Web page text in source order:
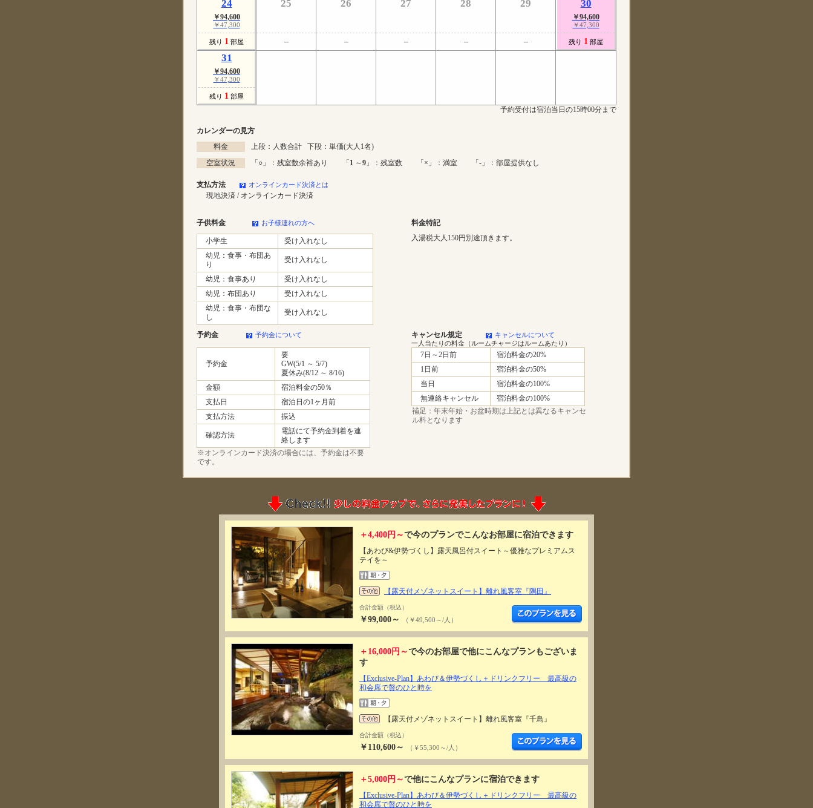
24
￥94,600
￥47,300
残り 1 部屋
25 26 27 28 29 30
￥94,600
￥47,300
残り 1 部屋
31
￥94,600
￥47,300
残り 1 部屋
予約受付は宿泊当日の15時00分まで
カレンダーの見方
料金
上段：人数合計 下段：単価(大人1名)
空室状況
「○ 」：残室数余裕あり 「1 ～9 」：残室数 「× 」：満室 「-」：部屋提供なし
支払方法 オンラインカード決済とは
現地決済 / オンラインカード決済
子供料金 お子様連れの方へ 料金特記
小学生
受け入れなし
幼児：食事・布団あ
り
受け入れなし
幼児：食事あり
受け入れなし
幼児：布団あり
受け入れなし
幼児：食事・布団な
し
受け入れなし
入湯税大人150円別途頂きます。
予約金 予約金について キャンセル規定
キャンセルについて
一人当たりの料金（ルームチャージはルームあたり）
予約金
要
GW(5/1 ～ 5/7)
夏休み(8/12 ～ 8/16)
金額
宿泊料金の50％
支払日
宿泊日の1ヶ月前
支払方法
振込
確認方法
電話にて予約金到着を連
絡します
※オンラインカード決済の場合には、予約金は不要
です。
7日～2日前
宿泊料金の20%
1日前
宿泊料金の50%
当日
宿泊料金の100%
無連絡キャンセル
宿泊料金の100%
補足：年末年始・お盆時期は上記とは異なるキャンセ
ル料となります
＋4,400円～で今のプランでこんなお部屋に宿泊できます
【あわび&伊勢づくし】露天風呂付スイート～優雅なプレミアムス
テイを～
【露天付メゾネットスイート】離れ風客室『隅田』
合計金額（税込）
￥99,000～ （￥49,500～/人）
＋16,000円～で今のお部屋で他にこんなプランもございま
す
【Exclusive-Plan】あわび＆伊勢づくし＋ドリンクフリー 最高級の
和会席で贅のひと時を
【露天付メゾネットスイート】離れ風客室『千鳥』
合計金額（税込）
￥110,600～ （￥55,300～/人）
＋5,000円～で他にこんなプランに宿泊できます
【Exclusive-Plan】あわび＆伊勢づくし＋ドリンクフリー 最高級の
和会席で贅のひと時を